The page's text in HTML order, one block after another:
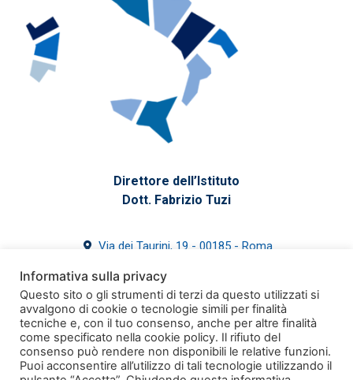
Direttore dell’Istituto
Dott. Fabrizio Tuzi
Via dei Taurini, 19 - 00185 - Roma
segreteria@issirfa.cnr.it
issirfa@pec.cnr.it
Informativa sulla privacy
Questo sito o gli strumenti di terzi da questo utilizzati si
avvalgono di cookie o tecnologie simili per finalità
tecniche e, con il tuo consenso, anche per altre finalità
come specificato nella cookie policy. Il rifiuto del
consenso può rendere non disponibili le relative funzioni.
Puoi acconsentire all’utilizzo di tali tecnologie utilizzando il